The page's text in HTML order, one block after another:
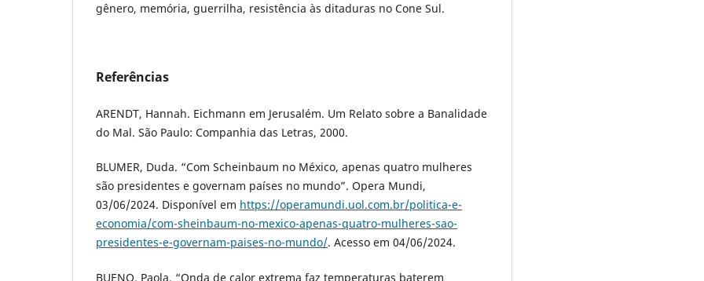
gênero, memória, guerrilha, resistência às ditaduras no Cone Sul.
Referências
ARENDT, Hannah. Eichmann em Jerusalém. Um Relato sobre a Banalidade
do Mal. São Paulo: Companhia das Letras, 2000.
BLUMER, Duda. “Com Scheinbaum no México, apenas quatro mulheres
são presidentes e governam países no mundo”. Opera Mundi,
03/06/2024. Disponível em https://operamundi.uol.com.br/politica-e-
economia/com-sheinbaum-no-mexico-apenas-quatro-mulheres-sao-
presidentes-e-governam-paises-no-mundo/. Acesso em 04/06/2024.
BUENO, Paola. “Onda de calor extrema faz temperaturas baterem